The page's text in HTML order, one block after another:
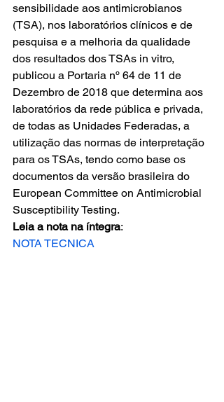
sensibilidade aos antimicrobianos
(TSA), nos laboratórios clínicos e de
pesquisa e a melhoria da qualidade
dos resultados dos TSAs in vitro,
publicou a Portaria nº 64 de 11 de
Dezembro de 2018 que determina aos
laboratórios da rede pública e privada,
de todas as Unidades Federadas, a
utilização das normas de interpretação
para os TSAs, tendo como base os
documentos da versão brasileira do
European Committee on Antimicrobial
Susceptibility Testing.
Leia a nota na íntegra:
NOTA TECNICA